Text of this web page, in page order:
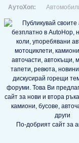
АутоХоп:
По-добрият сайт за